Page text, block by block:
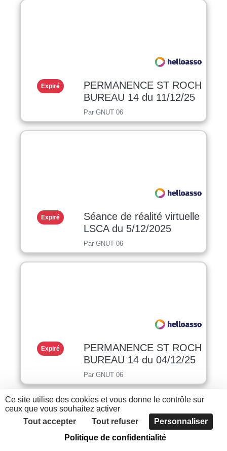
Expiré
PERMANENCE ST ROCH
BUREAU 14 du 11/12/25
Par GNUT 06
Expiré
Séance de réalité virtuelle
LSCA du 5/12/2025
Par GNUT 06
Expiré
PERMANENCE ST ROCH
BUREAU 14 du 04/12/25
Par GNUT 06
Ce site utilise des cookies et vous donne le contrôle sur
ceux que vous souhaitez activer
Tout accepter
Tout refuser
Personnaliser
Politique de confidentialité